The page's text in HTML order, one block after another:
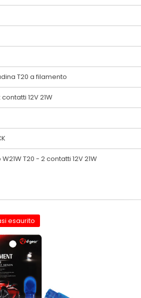
T20 a filamento
12V 21W
T20 - 2 contatti 12V 21W
esaurito